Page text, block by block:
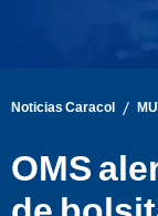
Noticias Caracol /
OMS